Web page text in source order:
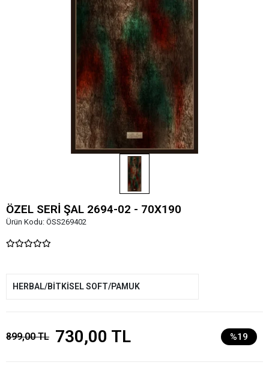
ÖZEL SERİ ŞAL 2694-02 - 70X190
Ürün Kodu: ÖSS269402
HERBAL/BİTKİSEL SOFT/PAMUK
899,00 TL 730,00 TL %19